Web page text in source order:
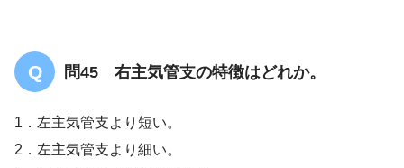
問45 右主気管支の特徴はどれか。
1．左主気管支より短い。
2．左主気管支より細い。